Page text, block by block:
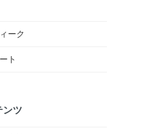
ーク
ト
ンツ